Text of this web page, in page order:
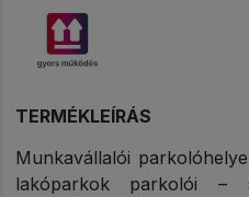
TERMÉKLEÍRÁS
Munkavállalói
lakóparkok parkolói –